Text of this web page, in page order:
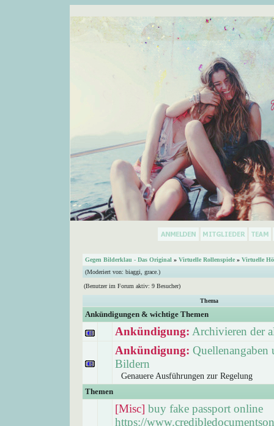
Gegen Bilderklau - Das Original » Virtuelle Rollenspiele » Virtuelle
(Moderiert von: biaggi grace. )
(Benutzer im Forum aktiv: 9 Besucher)
Thema
Ankündigungen & wichtige Themen
Ankündigung: Archivieren der
Ankündigung: Quellenangaben
Bildern
Genauere Ausführungen zur Regelung
Themen
[Misc] buy fake passport online
https://